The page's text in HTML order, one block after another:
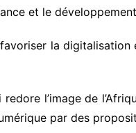
et le
la
l’image de
par des